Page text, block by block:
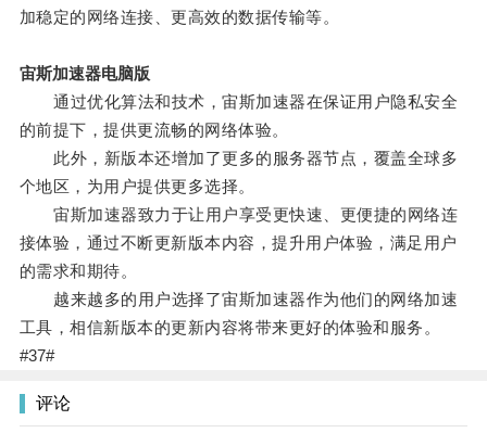
加稳定的网络连接、更高效的数据传输等。
宙斯加速器电脑版
通过优化算法和技术，宙斯加速器在保证用户隐私安全
的前提下，提供更流畅的网络体验。
此外，新版本还增加了更多的服务器节点，覆盖全球多
个地区，为用户提供更多选择。
宙斯加速器致力于让用户享受更快速、更便捷的网络连
接体验，通过不断更新版本内容，提升用户体验，满足用户
的需求和期待。
越来越多的用户选择了宙斯加速器作为他们的网络加速
工具，相信新版本的更新内容将带来更好的体验和服务。
#37#
评论